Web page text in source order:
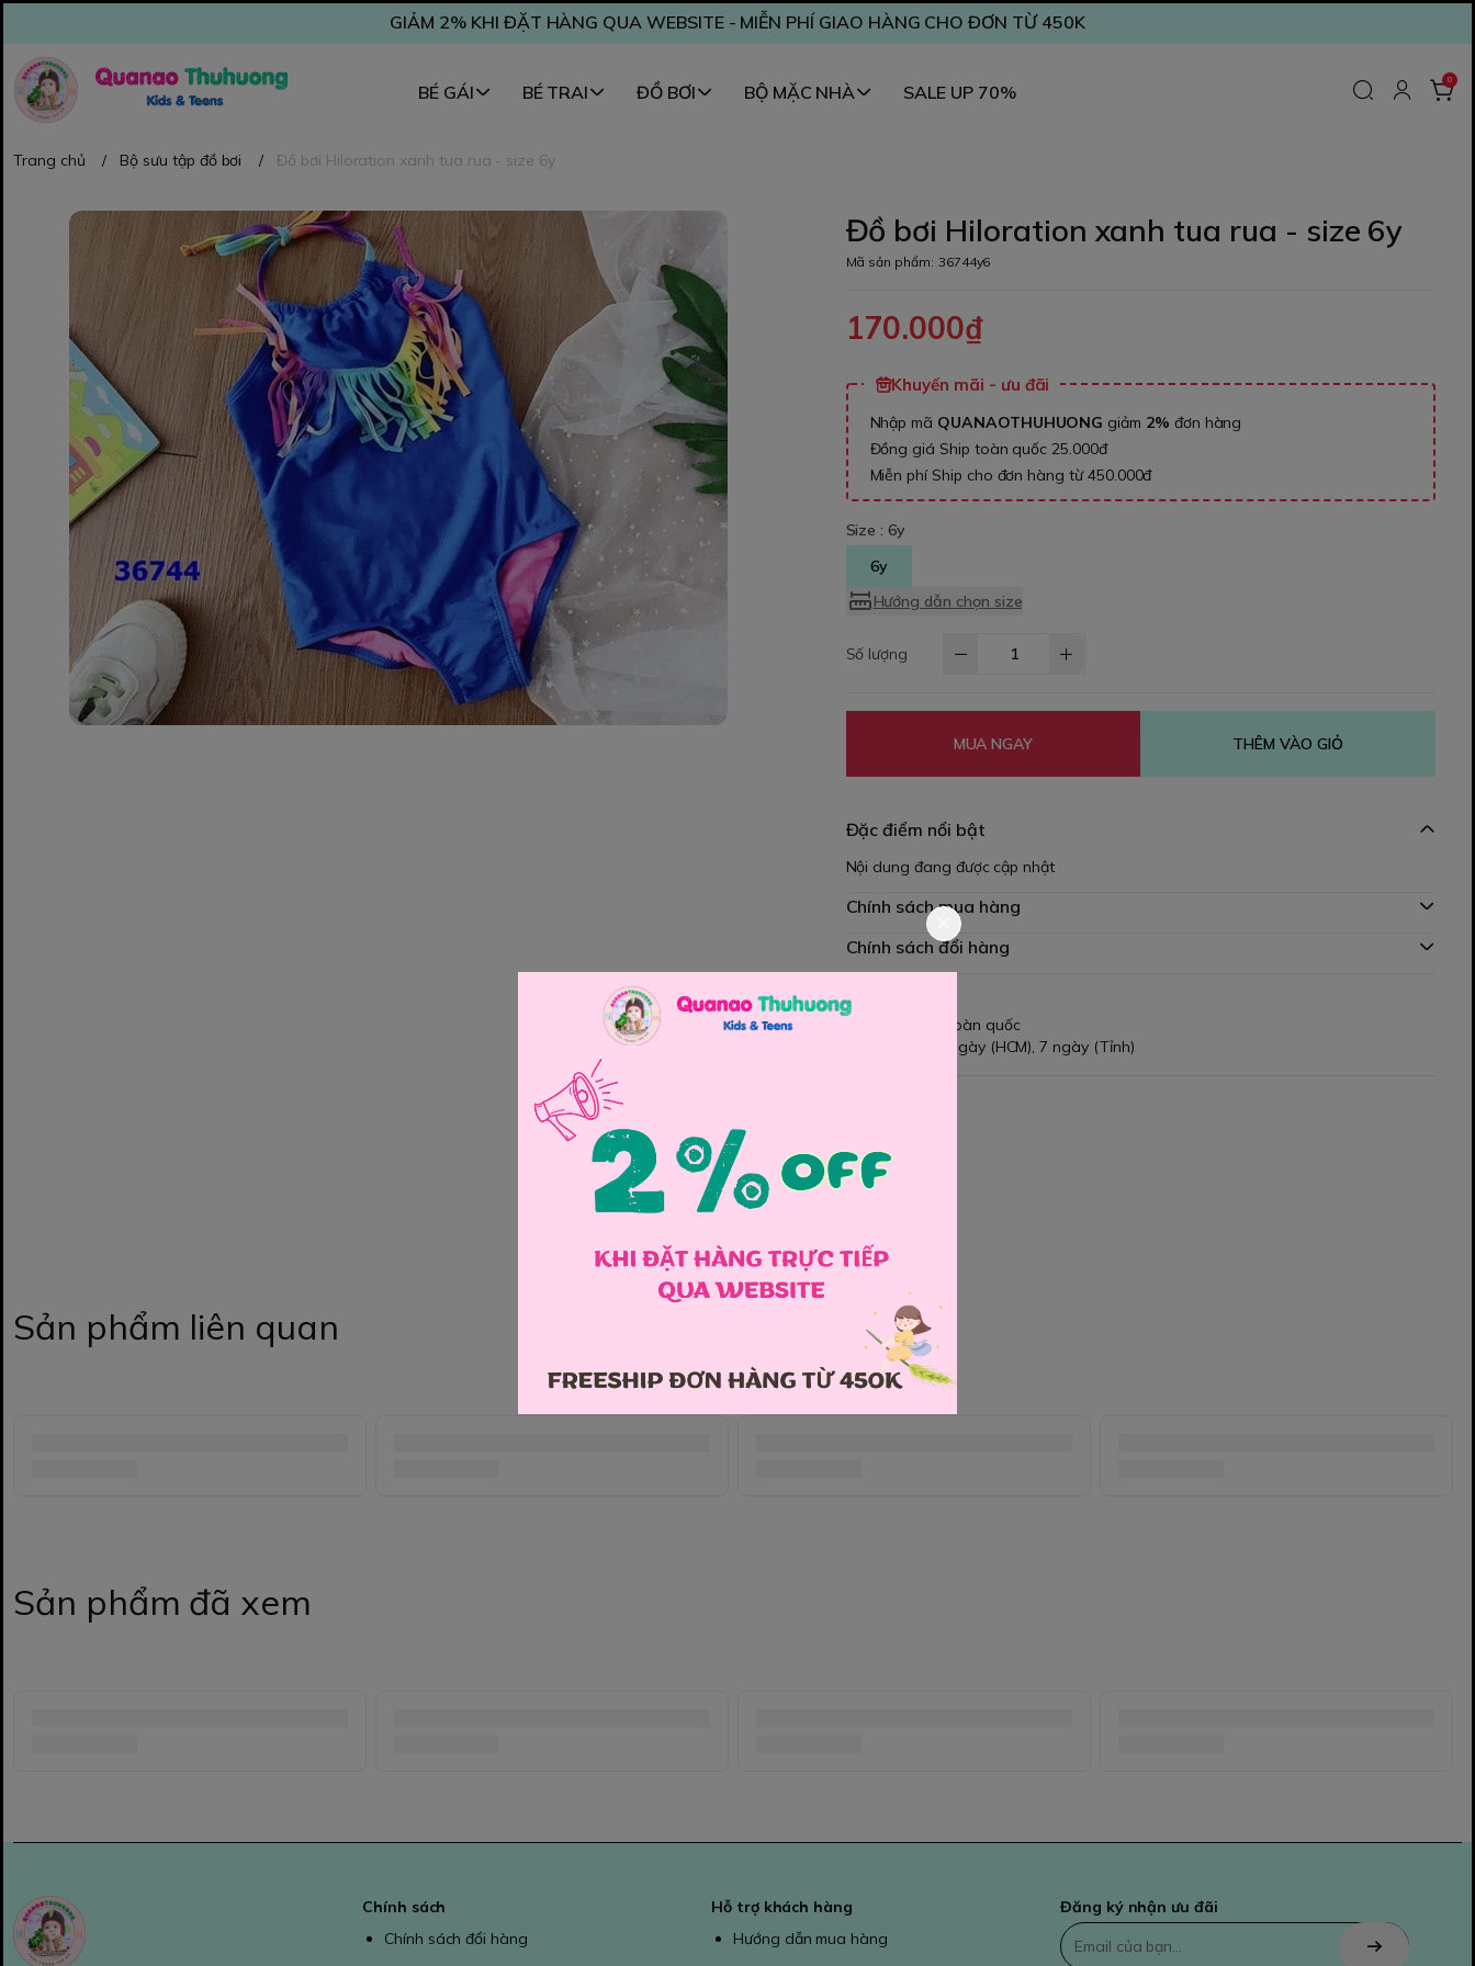
GIẢM 2% KHI ĐẶT HÀNG QUA WEBSITE - MIỄN PHÍ GIAO HÀNG CHO ĐƠN TỪ 450K
BÉ GÁI BÉ TRAI ĐỒ BƠI BỘ MẶC NHÀ SALE UP 70%
0
Trang chủ / Bộ sưu tập đồ bơi / Đồ bơi Hiloration xanh tua rua - size 6y
Đồ bơi Hiloration xanh tua rua - size 6y
Mã sản phẩm: 36744y6
170.000₫
Khuyến mãi - ưu đãi
Nhập mã QUANAOTHUHUONG giảm 2% đơn hàng
Đồng giá Ship toàn quốc 25.000đ
Miễn phí Ship cho đơn hàng từ 450.000đ
Size :6y
6y
Hướng dẫn chọn size
Số lượng
MUA NGAY THÊM VÀO GIỎ
Đặc điểm nổi bật
Nội dung đang được cập nhật
Chính sách mua hàng
Chính sách đổi hàng
Giao hàng toàn quốc
Đổi hàng 3 ngày (HCM), 7 ngày (Tỉnh)
Sản phẩm liên quan
Sản phẩm đã xem
Chính sách
Chính sách đổi hàng
Hỗ trợ khách hàng
Hướng dẫn mua hàng
Đăng ký nhận ưu đãi